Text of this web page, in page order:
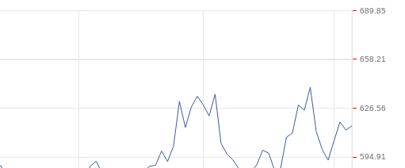
594.91
626.56
658.21
689.85